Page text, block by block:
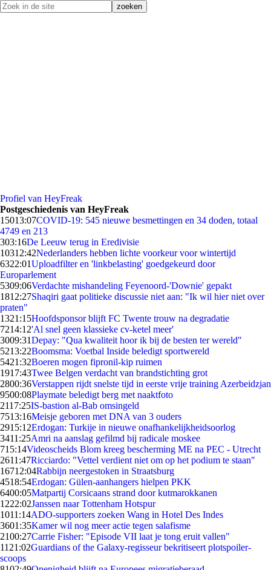
Profiel van HeyFreak
Postgeschiedenis van HeyFreak
15013:07COVID-19: 545 nieuwe besmettingen en 34 doden, totaal
4749 en 213
303:16De Leeuw terug in Eredivisie
10312:42Nederlanders hebben lichte voorkeur voor wintertijd
6322:01Uploadfilter en 'linkbelasting' goedgekeurd door
Europarlement
5309:06Verdachte mishandeling Feyenoord-'Downie' gepakt
1812:27Shaqiri gaat politieke discussie niet aan: "Ik wil hier niet over
praten"
1321:15Hoofdsponsor blijft FC Twente trouw na degradatie
7214:12'Al snel geen klassieke cv-ketel meer'
3009:31Depay: "Qua kwaliteit hoor ik bij de besten ter wereld"
5213:22Boomsma: Voetbal Inside beledigt sportwereld
5421:32Boeren mogen fipronil-kip ruimen
1917:43Twee Belgen verdacht van brandstichting grot
2800:36Verstappen rijdt snelste tijd in eerste vrije training Azerbeidzjan
9500:08Playmate beledigt berg met naaktfoto
2117:25IS-bastion al-Bab omsingeld
7513:16Meisje geboren met DNA van 3 ouders
2915:12Erdogan: Turkije in nieuwe onafhankelijkheidsoorlog
3411:25Amri na aanslag gefilmd bij radicale moskee
715:14Videoscheids Blom kreeg bescherming ME na PEC - Utrecht
2611:47Ricciardo: "Vettel verdient niet om op het podium te staan"
16712:04Rabbijn neergestoken in Straatsburg
4518:54Erdogan: Gülen-aanhangers hielpen PKK
6400:05Matpartij Corsicaans strand door kutmarokkanen
1222:02Janssen naar Tottenham Hotspur
1011:14ADO-supporters zoeken Wang in Hotel Des Indes
3601:35Kamer wil nog meer actie tegen salafisme
2100:27Carrie Fisher: "Episode VII laat je tong eruit vallen"
11 21:02Guardians of the Galaxy-regisseur bekritiseert plotspoiler-
scoops